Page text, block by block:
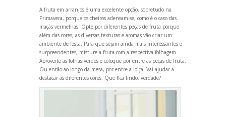
A fruta em arranjos é uma excelente opção, sobretudo na
Primavera, porque os cheiros adensam-se, como é o caso das
maçãs vermelhas. Opte por diferentes peças de fruta porque
além das cores, as diversas texturas e aromas vão criar um
ambiente de festa. Para que sejam ainda mais interessantes e
surpreendentes, misture a fruta com a respectiva folhagem.
Aproveite as folhas verdes e coloque por entre as peças de fruta.
Ou então ao longo da mesa, por entre a loiça. Vai ajudar a
destacar as diferentes cores. Que fica lindo, verdade?